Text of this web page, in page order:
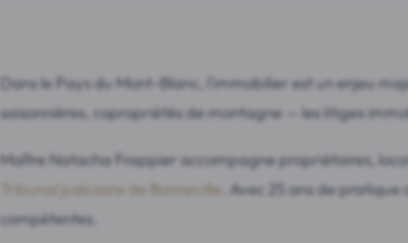
Dans le Pays du Mont-Blanc, l'immobilier est un enjeu
saisonnières, copropriétés de montagne — les litiges
Maître Natacha Frappier accompagne propriétaires,
Tribunal judiciaire de Bonneville . Avec 25 ans de
compétentes.